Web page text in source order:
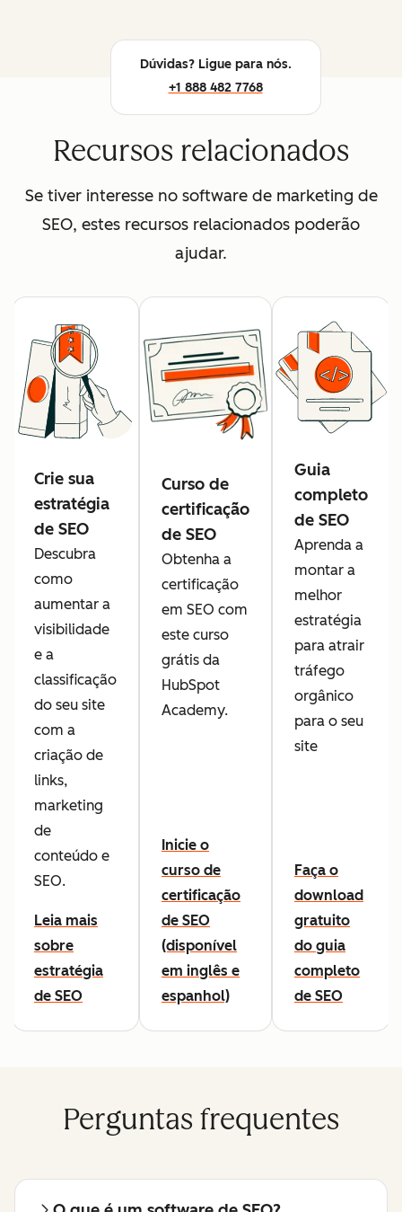
Dúvidas? Ligue para nós.
+1 888 482 7768
Recursos relacionados
Se tiver interesse no software de marketing de
SEO, estes recursos relacionados poderão
ajudar.
Crie sua
estratégia
de SEO
Descubra
como
aumentar a
visibilidade
e a
classificação
do seu site
com a
criação de
links,
marketing
de
conteúdo e
SEO.
Leia mais
sobre
estratégia
de SEO
Curso de
certificação
de SEO
Obtenha a
certificação
em SEO com
este curso
grátis da
HubSpot
Academy.
Inicie o
curso de
certificação
de SEO
(disponível
em inglês e
espanhol)
Guia
completo
de SEO
Aprenda a
montar a
melhor
estratégia
para atrair
tráfego
orgânico
para o seu
site
Faça o
download
gratuito
do guia
completo
de SEO
Perguntas frequentes